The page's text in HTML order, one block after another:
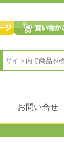
お問い合せ